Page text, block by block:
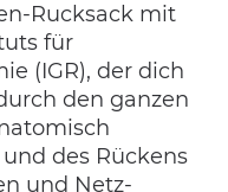
Rucksack mit
für
(IGR), der dich
den ganzen
des Rückens
und Netz-